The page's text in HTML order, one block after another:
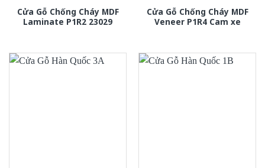
Cửa Gỗ Chống Cháy MDF
Laminate P1R2 23029
Cửa Gỗ Chống Cháy MDF
Veneer P1R4 Cam xe